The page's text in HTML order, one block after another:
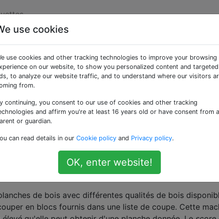
en
le résultat
en profondeur, mais je pense avoir trouvé la
commencer à l'utiliser. Le problème est que je n'ai utilisé
résultats. Pour mon nouveau projet, j'ai besoin
machine afin d'
optimiser lesrésultats. Quelqu'un
procéder? Je suis coincé.
de bois avec différentes qualités de bois
en blocs fournis dans une liste de coupe. Cette
use cookies
use cookies and other tracking technologies to improve your browsing
on our website, to show you personalized content and targeted
to analyze our website traffic, and to understand where our visitors
from.
continuing, you consent to our use of cookies and other tracking
and affirm you're at least 16 years old or have consent from a
or guardian.
can read details in our Cookie policy and Privacy policy.
OK, enter website!